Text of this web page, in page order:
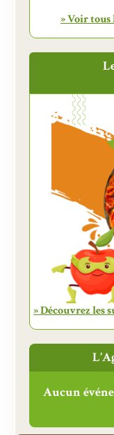
» Voir tous
» Découvrez les
Aucun